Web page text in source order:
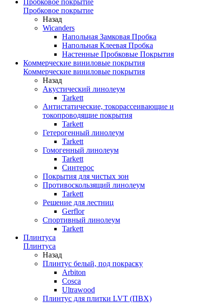
Пробковое покрытие
Пробковое покрытие
Назад
Wicanders
Напольная Замковая Пробка
Напольная Клеевая Пробка
Настенные Пробковые Покрытия
Коммерческие виниловые покрытия
Коммерческие виниловые покрытия
Назад
Акустический линолеум
Tarkett
Антистатические, токорассеивающие и
токопроводящие покрытия
Tarkett
Гетерогенный линолеум
Tarkett
Гомогенный линолеум
Tarkett
Синтерос
Покрытия для чистых зон
Противоскользящий линолеум
Tarkett
Решение для лестниц
Gerflor
Спортивный линолеум
Tarkett
Плинтуса
Плинтуса
Назад
Плинтус белый, под покраску
Arbiton
Cosca
Ultrawood
Плинтус для плитки LVT (ПВХ)